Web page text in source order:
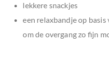
lekkere snackjes
een relaxbandje op
om de overgang zo fijn